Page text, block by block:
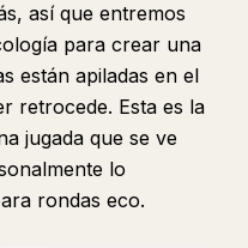
así que entremos
para crear una
están apiladas en el
retrocede. Esta es la
jugada que se ve
lo
rondas eco.